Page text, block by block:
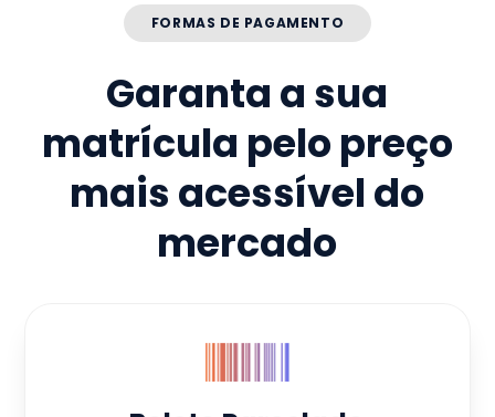
FORMAS DE PAGAMENTO
Garanta a sua
matrícula pelo preço
mais acessível do
mercado